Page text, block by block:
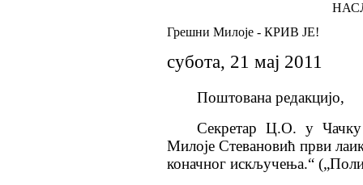
Грешни Милоје - КРИВ ЈЕ!
субота, 21 мај 2011
Поштована редакцијо,
Секретар Ц.О. у
Милоје Стевановић први
коначног искључења.“